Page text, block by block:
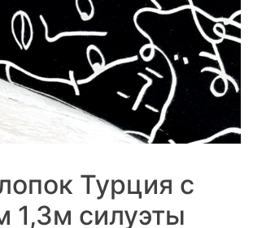
Турция с
1,3м силуэты